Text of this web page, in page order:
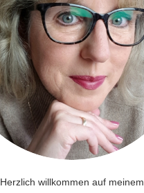
Herzlich willkommen auf meinem